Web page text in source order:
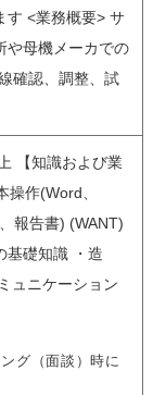
す <業務概要> サ
や母機メーカでの
確認、調整、試
【知識および業
作(Word、
報告書) (WANT)
基礎知識 ・造
ュニケーション
グ（面談）時に